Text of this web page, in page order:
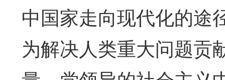
中国家走向现代化的途
为解决人类重大问题贡